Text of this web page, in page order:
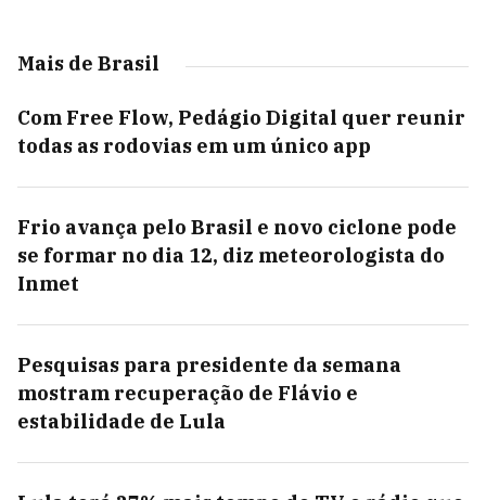
Mais de Brasil
Com Free Flow, Pedágio Digital quer reunir
todas as rodovias em um único app
Frio avança pelo Brasil e novo ciclone pode
se formar no dia 12, diz meteorologista do
Inmet
Pesquisas para presidente da semana
mostram recuperação de Flávio e
estabilidade de Lula